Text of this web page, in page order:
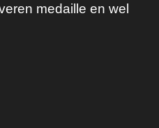
medaille en wel